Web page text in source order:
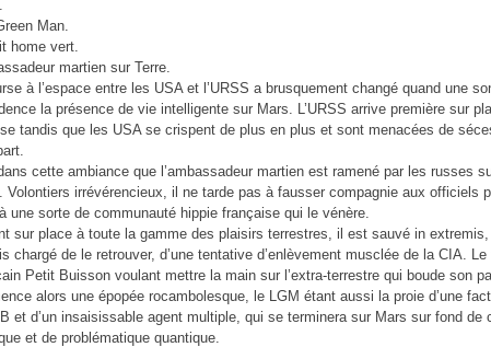
Man.
home vert.
martien sur Terre.
à l’espace entre les USA et l’URSS a brusquement changé quand une
la présence de vie intelligente sur Mars. L’URSS arrive première sur
tandis que les USA se crispent de plus en plus et sont menacées de
cette ambiance que l’ambassadeur martien est ramené par les russes
Volontiers irrévérencieux, il ne tarde pas à fausser compagnie aux officiels
une sorte de communauté hippie française qui le vénère.
sur place à toute la gamme des plaisirs terrestres, il est sauvé in extremis,
chargé de le retrouver, d’une tentative d’enlèvement musclée de la CIA.
Petit Buisson voulant mettre la main sur l’extra-terrestre qui boude son
alors une épopée rocambolesque, le LGM étant aussi la proie d’une
et d’un insaisissable agent multiple, qui se terminera sur Mars sur fond de
et de problématique quantique.